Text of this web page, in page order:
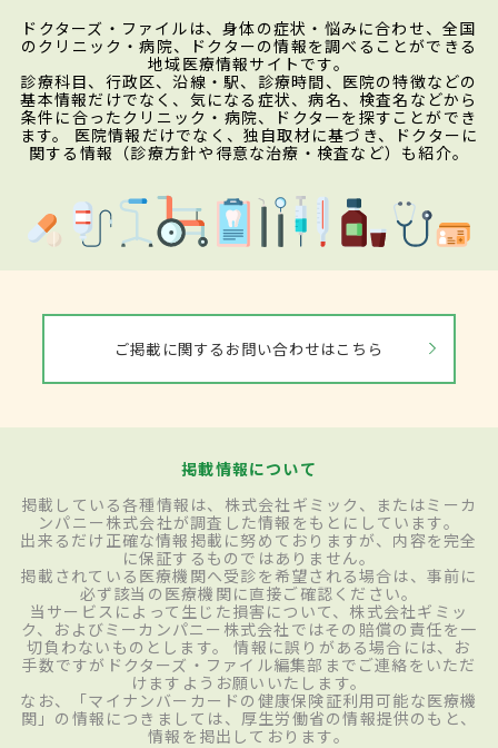
ドクターズ・ファイルは、身体の症状・悩みに合わせ、全国
のクリニック・病院、ドクターの情報を調べることができる
地域医療情報サイトです。
診療科目、行政区、沿線・駅、診療時間、医院の特徴などの
基本情報だけでなく、気になる症状、病名、検査名などから
条件に合ったクリニック・病院、ドクターを探すことができ
ます。 医院情報だけでなく、独自取材に基づき、ドクターに
関する情報（診療方針や得意な治療・検査など）も紹介。
ご掲載に関するお問い合わせはこちら
掲載情報について
掲載している各種情報は、株式会社ギミック、またはミーカ
ンパニー株式会社が調査した情報をもとにしています。
出来るだけ正確な情報掲載に努めておりますが、内容を完全
に保証するものではありません。
掲載されている医療機関へ受診を希望される場合は、事前に
必ず該当の医療機関に直接ご確認ください。
当サービスによって生じた損害について、株式会社ギミッ
ク、およびミーカンパニー株式会社ではその賠償の責任を一
切負わないものとします。 情報に誤りがある場合には、お
手数ですがドクターズ・ファイル編集部までご連絡をいただ
けますようお願いいたします。
なお、「マイナンバーカードの健康保険証利用可能な医療機
関」の情報につきましては、厚生労働省の情報提供のもと、
情報を掲出しております。